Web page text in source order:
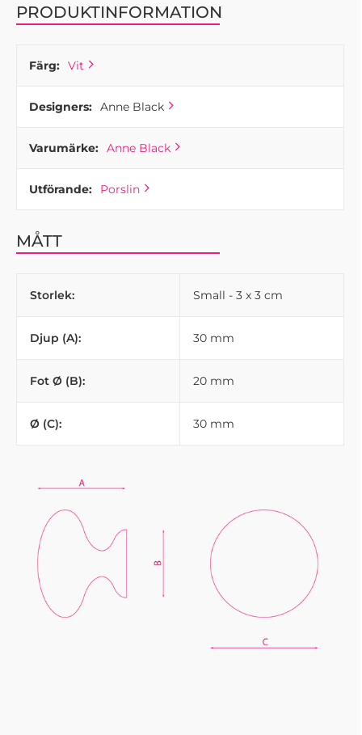
PRODUKTINFORMATION
Färg: Vit
Designers: Anne Black
Varumärke: Anne Black
Utförande: Porslin
MÅTT
Storlek: Small - 3 x 3 cm
Djup (A): 30 mm
Fot Ø (B): 20 mm
Ø (C): 30 mm